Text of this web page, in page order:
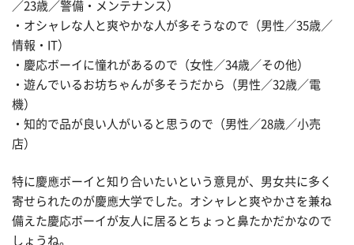
／23歳／警備・メンテナンス）
・オシャレな人と爽やかな人が多そうなので（男性／35歳／
情報・IT）
・慶応ボーイに憧れがあるので（女性／34歳／その他）
・遊んでいるお坊ちゃんが多そうだから（男性／32歳／電
機）
・知的で品が良い人がいると思うので（男性／28歳／小売
店）
特に慶應ボーイと知り合いたいという意見が、男女共に多く
寄せられたのが慶應大学でした。オシャレと爽やかさを兼ね
備えた慶応ボーイが友人に居るとちょっと鼻たかだかなので
しょうね。